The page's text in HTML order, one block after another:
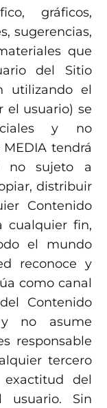
gráficos,
sugerencias,
que
del Sitio
utilizando el
el usuario) se
y no
tendrá
no sujeto a
distribuir
Contenido
cualquier fin,
el mundo
reconoce y
como canal
Contenido
no asume
responsable
tercero
del
usuario. Sin